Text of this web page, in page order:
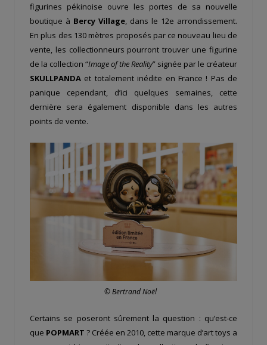
figurines pékinoise ouvre les portes de sa nouvelle
boutique à Bercy Village, dans le 12e arrondissement.
En plus des 130 mètres proposés par ce nouveau lieu de
vente, les collectionneurs pourront trouver une figurine
de la collection “Image of the Reality” signée par le créateur
SKULLPANDA et totalement inédite en France ! Pas de
panique cependant, d’ici quelques semaines, cette
dernière sera également disponible dans les autres
points de vente.
© Bertrand Noël
Certains se poseront sûrement la question : qu’est-ce
que POPMART ? Créée en 2010, cette marque d’art toys a